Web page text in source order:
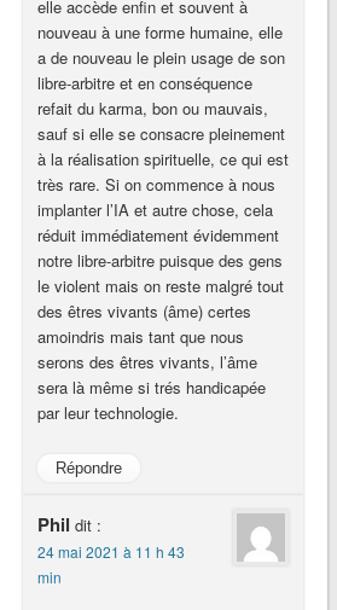
elle accède enfin et souvent à
nouveau à une forme humaine, elle
a de nouveau le plein usage de son
libre-arbitre et en conséquence
refait du karma, bon ou mauvais,
sauf si elle se consacre pleinement
à la réalisation spirituelle, ce qui est
très rare. Si on commence à nous
implanter l’IA et autre chose, cela
réduit immédiatement évidemment
notre libre-arbitre puisque des gens
le violent mais on reste malgré tout
des êtres vivants (âme) certes
amoindris mais tant que nous
serons des êtres vivants, l’âme
sera là même si trés handicapée
par leur technologie.
Répondre
Phil dit :
24 mai 2021 à 11 h 43
min